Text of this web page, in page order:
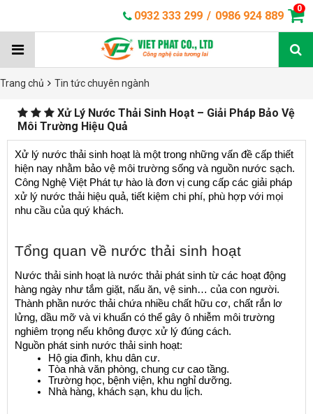
0932 333 299 / 0986 924 889
0
Trang chủ Tin tức chuyên ngành
Xử Lý Nước Thải Sinh Hoạt – Giải Pháp Bảo Vệ
Môi Trường Hiệu Quả
Xử lý nước thải sinh hoạt là một trong những vấn đề cấp thiết
hiện nay nhằm bảo vệ môi trường sống và nguồn nước sạch.
Công Nghệ Việt Phát tự hào là đơn vị cung cấp các giải pháp
xử lý nước thải hiệu quả, tiết kiệm chi phí, phù hợp với mọi
nhu cầu của quý khách.
Tổng quan về nước thải sinh hoạt
Nước thải sinh hoạt là nước thải phát sinh từ các hoạt động
hàng ngày như tắm giặt, nấu ăn, vệ sinh… của con người.
Thành phần nước thải chứa nhiều chất hữu cơ, chất rắn lơ
lửng, dầu mỡ và vi khuẩn có thể gây ô nhiễm môi trường
nghiêm trọng nếu không được xử lý đúng cách.
Nguồn phát sinh nước thải sinh hoạt:
Hộ gia đình, khu dân cư.
Tòa nhà văn phòng, chung cư cao tầng.
Trường học, bệnh viện, khu nghỉ dưỡng.
Nhà hàng, khách sạn, khu du lịch.